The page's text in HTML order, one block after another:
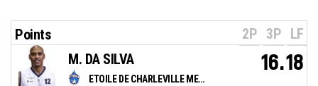
Points 2P 3P LF
ETOILE DE CHARLEVILLE MEZIERES
M. DA SILVA 16.18